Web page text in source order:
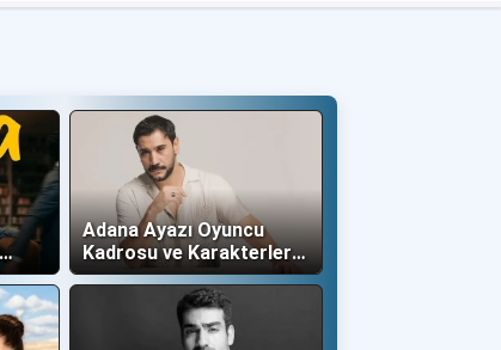
Adana Ayazı Oyuncu
Kadrosu ve Karakterleri
(Now TV)